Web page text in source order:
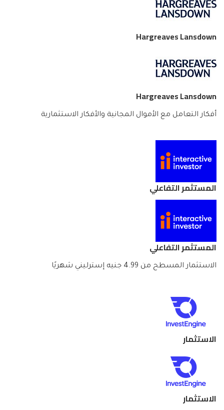
Hargreaves Lansdown
Hargreaves Lansdown
أفكار التعامل مع الأموال المجانية والأفكار الاستثمارية
المستثمر التفاعلي
المستثمر التفاعلي
الاستثمار المسطح من 4.99 جنيه إسترليني شهريًا
الاستثمار
الاستثمار